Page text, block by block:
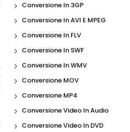
Conversione In 3GP
Conversione In AVI E MPEG
Conversione In FLV
Conversione In SWF
Conversione In WMV
Conversione MOV
Conversione MP4
Conversione Video In Audio
Conversione Video In DVD